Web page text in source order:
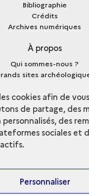
Bibliographie
Crédits
Archives numériques
À propos
Qui sommes-nous ?
sites
cookies afin de
de partage, des
des
sociales et
Personnaliser